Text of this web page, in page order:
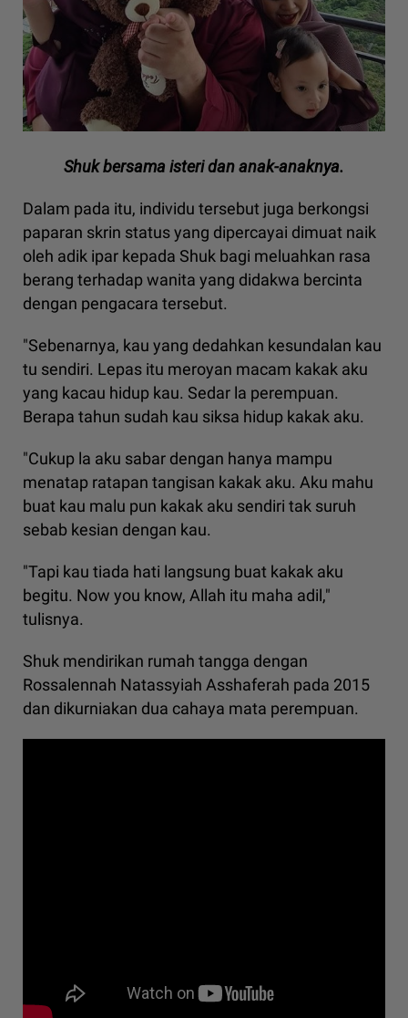
Shuk bersama isteri dan anak-anaknya.
Dalam pada itu, individu tersebut juga berkongsi
paparan skrin status yang dipercayai dimuat naik
oleh adik ipar kepada Shuk bagi meluahkan rasa
berang terhadap wanita yang didakwa bercinta
dengan pengacara tersebut.
"Sebenarnya, kau yang dedahkan kesundalan kau
tu sendiri. Lepas itu meroyan macam kakak aku
yang kacau hidup kau. Sedar la perempuan.
Berapa tahun sudah kau siksa hidup kakak aku.
"Cukup la aku sabar dengan hanya mampu
menatap ratapan tangisan kakak aku. Aku mahu
buat kau malu pun kakak aku sendiri tak suruh
sebab kesian dengan kau.
"Tapi kau tiada hati langsung buat kakak aku
begitu. Now you know, Allah itu maha adil,"
tulisnya.
Shuk mendirikan rumah tangga dengan
Rossalennah Natassyiah Asshaferah pada 2015
dan dikurniakan dua cahaya mata perempuan.